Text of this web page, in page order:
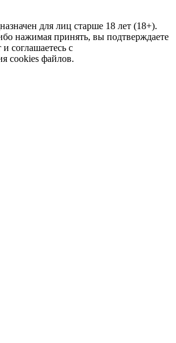
для лиц старше 18 лет (18+).
нажимая принять, вы подтверждаете
соглашаетесь с
cookies файлов.